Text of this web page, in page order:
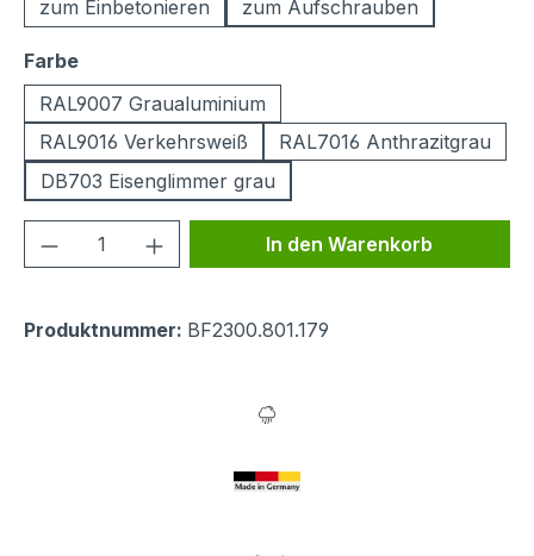
zum Einbetonieren
zum Aufschrauben
Farbeauswählen
RAL9007 Graualuminium
RAL9016 Verkehrsweiß
RAL7016 Anthrazitgrau
DB703 Eisenglimmer grau
Produkt Anzahl: Gib denIn den Warenkorb
Produktnummer: BF2300.801.179